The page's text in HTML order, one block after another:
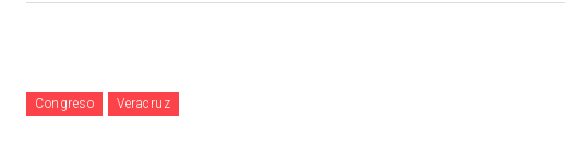
Congreso Veracruz